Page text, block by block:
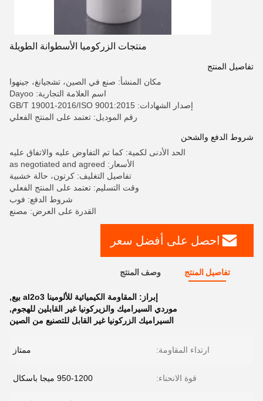
منتجات الزركوميا الأسطوانة الطويلة
تفاصيل المنتج
مكان المنشأ: صنع في الصين، تشجيانغ، جينهوا
اسم العلامة التجارية: Dayoo
إصدار الشهادات: GB/T 19001-2016/ISO 9001:2015
رقم الموديل: تعتمد على المنتج الفعلي
شروط الدفع والشحن
الحد الأدنى لكمية: كما تم التفاوض عليه والاتفاق عليه
الأسعار: as negotiated and agreed
تفاصيل التغليف: كرتون، حالة خشبية
وقت التسليم: تعتمد على المنتج الفعلي
شروط الدفع: فوب
القدرة على العرض: مصنع
احصل على أفضل سعر
تفاصيل المنتج وصف المنتج
إبراز: المقاومة الكيميائية للألومينا al2o3 بيع
,
موردي السيراميك والزيركونيا غير القابلين للهجوم,
السيراميك الزركونيا غير القابل للتصنيع من الصين
ارتداء المقاومة: ممتاز
قوة الانحناء: 950-1200 ميجا باسكال